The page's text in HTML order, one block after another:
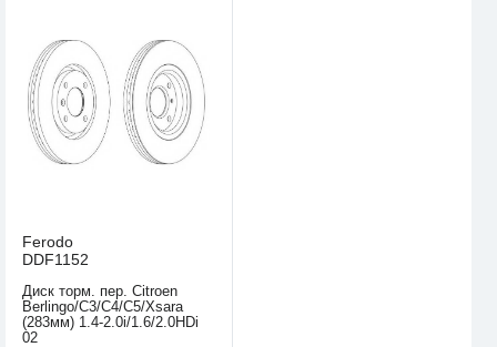
Ferodo
DDF1152
Диск торм. пер. Citroen
Berlingo/C3/C4/C5/Xsara
(283мм) 1.4-2.0i/1.6/2.0HDi
02